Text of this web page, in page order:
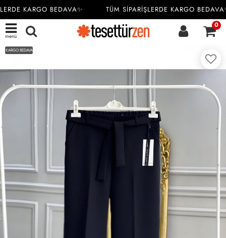
KARGO BEDAVA✨ TÜM SİPARİŞLERDE KARGO
menü
0
KARGO BEDAVA